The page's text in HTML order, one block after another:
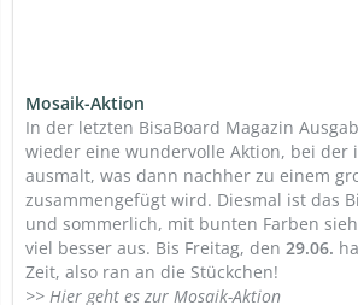
Mosaik-Aktion
In der letzten BisaBoard Magazin
wieder eine wundervolle Aktion, bei der
ausmalt, was dann nachher zu einem
zusammengefügt wird. Diesmal ist das
und sommerlich, mit bunten Farben
viel besser aus. Bis Freitag, den 29.06.
Zeit, also ran an die Stückchen!
>> Hier geht es zur Mosaik-Aktion